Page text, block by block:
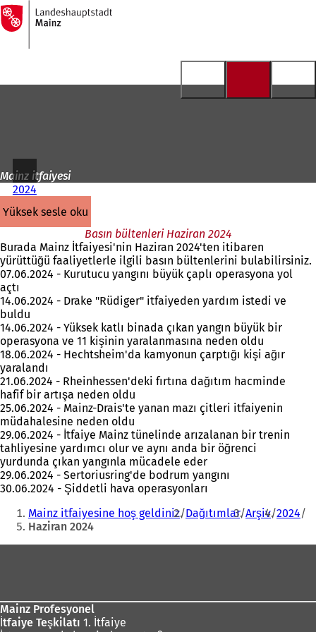
İçeriğe atla
Ana
sayfaya
Mainz itfaiyesi
2024
yüksek sesle oku
Basın bültenleri Haziran 2024
Burada Mainz İtfaiyesi'nin Haziran 2024'ten itibaren
yürüttüğü faaliyetlerle ilgili basın bültenlerini bulabilirsiniz.
07.06.2024 - Kurutucu yangını büyük çaplı operasyona yol
açtı
14.06.2024 - Drake "Rüdiger" itfaiyeden yardım istedi ve
buldu
14.06.2024 - Yüksek katlı binada çıkan yangın büyük bir
operasyona ve 11 kişinin yaralanmasına neden oldu
18.06.2024 - Hechtsheim'da kamyonun çarptığı kişi ağır
yaralandı
21.06.2024 - Rheinhessen'deki fırtına dağıtım hacminde
hafif bir artışa neden oldu
25.06.2024 - Mainz-Drais'te yanan mazı çitleri itfaiyenin
müdahalesine neden oldu
29.06.2024 - İtfaiye Mainz tünelinde arızalanan bir trenin
tahliyesine yardımcı olur ve aynı anda bir öğrenci
yurdunda çıkan yangınla mücadele eder
29.06.2024 - Sertoriusring'de bodrum yangını
30.06.2024 - Şiddetli hava operasyonları
Buradasınız:
Mainz itfaiyesine hoş geldiniz Dağıtımlar Arşiv 2024
Haziran 2024
Mainz Profesyonel
İtfaiye Teşkilatı 1. İtfaiye